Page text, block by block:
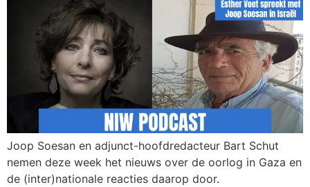
Joop Soesan en adjunct-hoofdredacteur Bart Schut
nemen deze week het nieuws over de oorlog in Gaza en
de (inter)nationale reacties daarop door.